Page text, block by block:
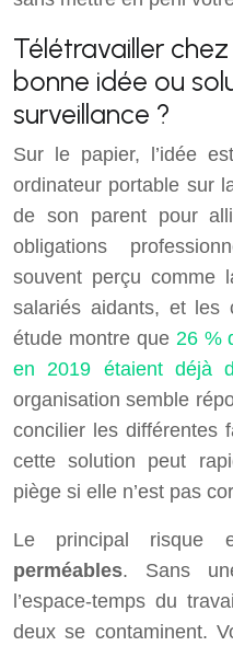
Télétravailler
bonne idée ou
surveillance ?
Sur le papier, l’idée
ordinateur portable sur
de son parent pour
obligations
souvent perçu comme
salariés aidants, et les
étude montre que 26 %
en 2019 étaient déjà
organisation semble
concilier les différentes
cette solution peut
piège si elle n’est pas
Le principal risque
perméables. Sans
l’espace-temps du
deux se contaminent.